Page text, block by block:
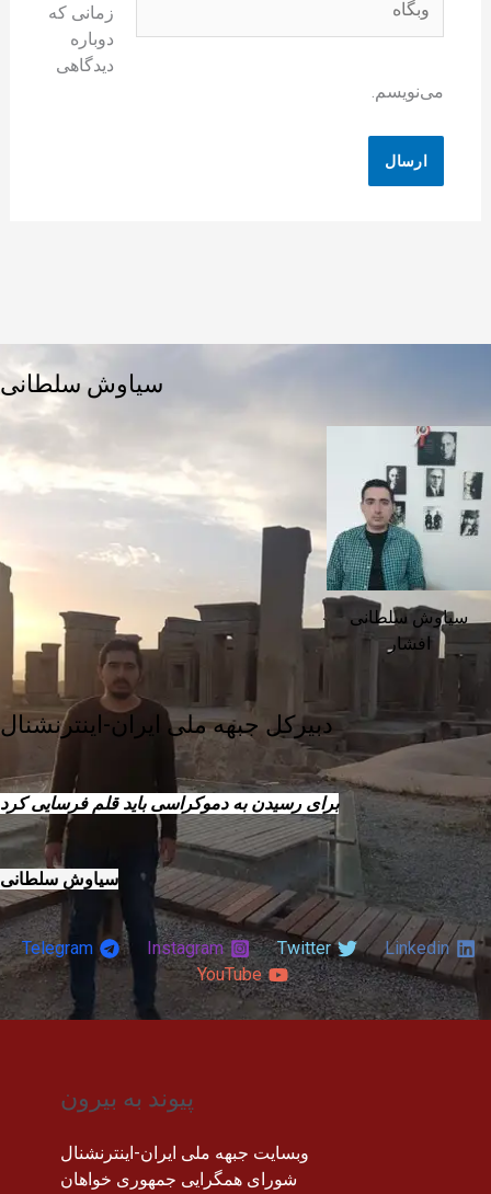
زمانی که
دوباره
دیدگاهی
می‌نویسم.
سیاوش سلطانی
سیاوش سلطانی
افشار
دبیرکل جبهه ملی ایران-اینترنشنال
برای رسیدن به دموکراسی باید قلم فرسایی کرد
سیاوش سلطانی
Linkedin
Twitter
Instagram
Telegram
YouTube
پیوند به بیرون
وبسایت جبهه ملی ایران-اینترنشنال
شورای همگرایی جمهوری خواهان